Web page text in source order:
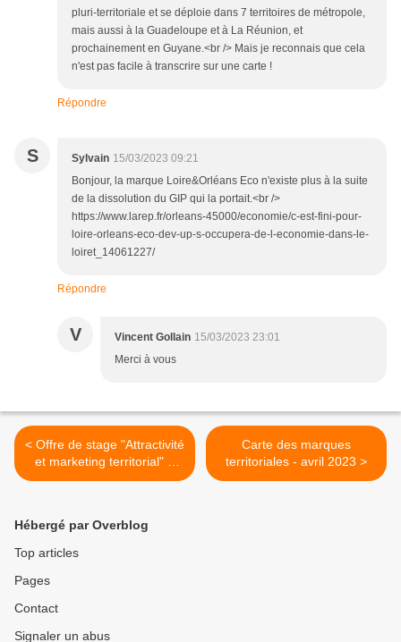
pluri-territoriale et se déploie dans 7 territoires de métropole,
mais aussi à la Guadeloupe et à La Réunion, et
prochainement en Guyane.<br /> Mais je reconnais que cela
n'est pas facile à transcrire sur une carte !
Répondre
S Sylvain 15/03/2023 09:21
Bonjour, la marque Loire&Orléans Eco n'existe plus à la suite
de la dissolution du GIP qui la portait.<br />
https://www.larep.fr/orleans-45000/economie/c-est-fini-pour-
loire-orleans-eco-dev-up-s-occupera-de-l-economie-dans-le-
loiret_14061227/
Répondre
V Vincent Gollain 15/03/2023 23:01
Merci à vous
< Offre de stage "Attractivité
et marketing territorial" à
l'Institut Paris Region
Carte des marques
territoriales - avril 2023 >
Hébergé par Overblog
Top articles
Pages
Contact
Signaler un abus